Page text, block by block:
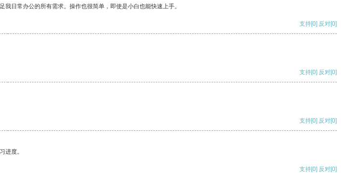
日常办公的所有需求。操作也很简单，即使是小白也能快速上手。
支持[0] 反对[0]
支持[0] 反对[0]
支持[0] 反对[0]
进度。
支持[0] 反对[0]